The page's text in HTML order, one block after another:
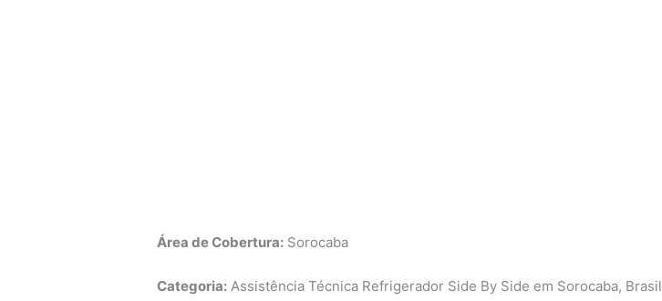
Área de Cobertura: Sorocaba
Categoria: Assistência Técnica Refrigerador Side By Side em Sorocaba, Brasil